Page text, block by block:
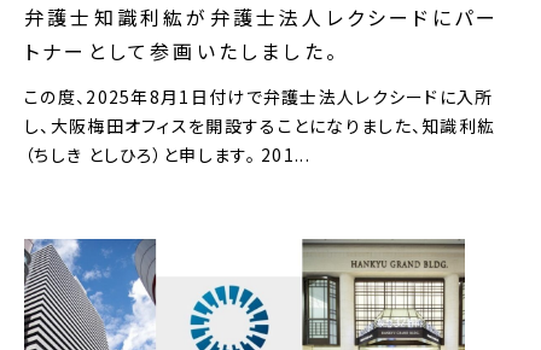
弁護士知識利紘が弁護士法人レクシードにパー
トナーとして参画いたしました。
この度、2025年8月1日付けで弁護士法人レクシードに入所
し、大阪梅田オフィスを開設することになりました、知識利紘
（ちしき としひろ）と申します。 201...